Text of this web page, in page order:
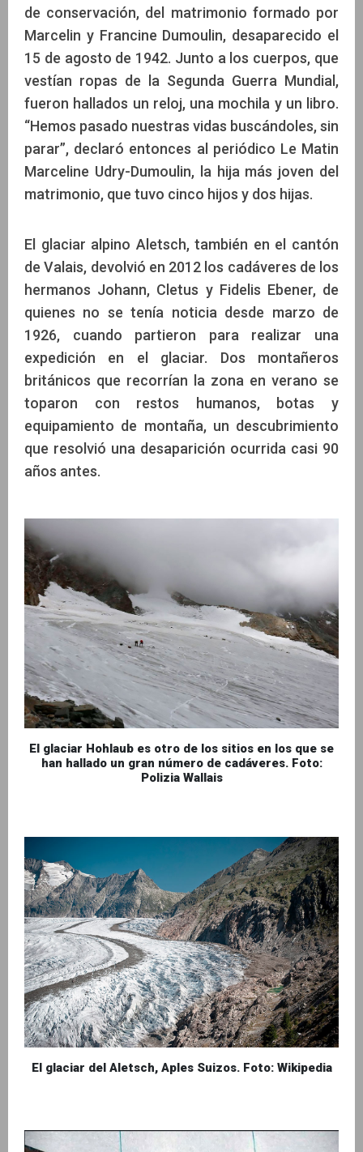
de conservación, del matrimonio formado por
Marcelin y Francine Dumoulin, desaparecido el
15 de agosto de 1942. Junto a los cuerpos, que
vestían ropas de la Segunda Guerra Mundial,
fueron hallados un reloj, una mochila y un libro.
“Hemos pasado nuestras vidas buscándoles, sin
parar”, declaró entonces al periódico Le Matin
Marceline Udry-Dumoulin, la hija más joven del
matrimonio, que tuvo cinco hijos y dos hijas.
El glaciar alpino Aletsch, también en el cantón
de Valais, devolvió en 2012 los cadáveres de los
hermanos Johann, Cletus y Fidelis Ebener, de
quienes no se tenía noticia desde marzo de
1926, cuando partieron para realizar una
expedición en el glaciar. Dos montañeros
británicos que recorrían la zona en verano se
toparon con restos humanos, botas y
equipamiento de montaña, un descubrimiento
que resolvió una desaparición ocurrida casi 90
años antes.
El glaciar Hohlaub es otro de los sitios en los que se
han hallado un gran número de cadáveres. Foto:
Polizia Wallais
El glaciar del Aletsch, Aples Suizos. Foto: Wikipedia